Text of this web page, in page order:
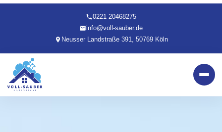
0221 20468275
info@voll-sauber.de
Neusser Landstraße 391, 50769 Köln